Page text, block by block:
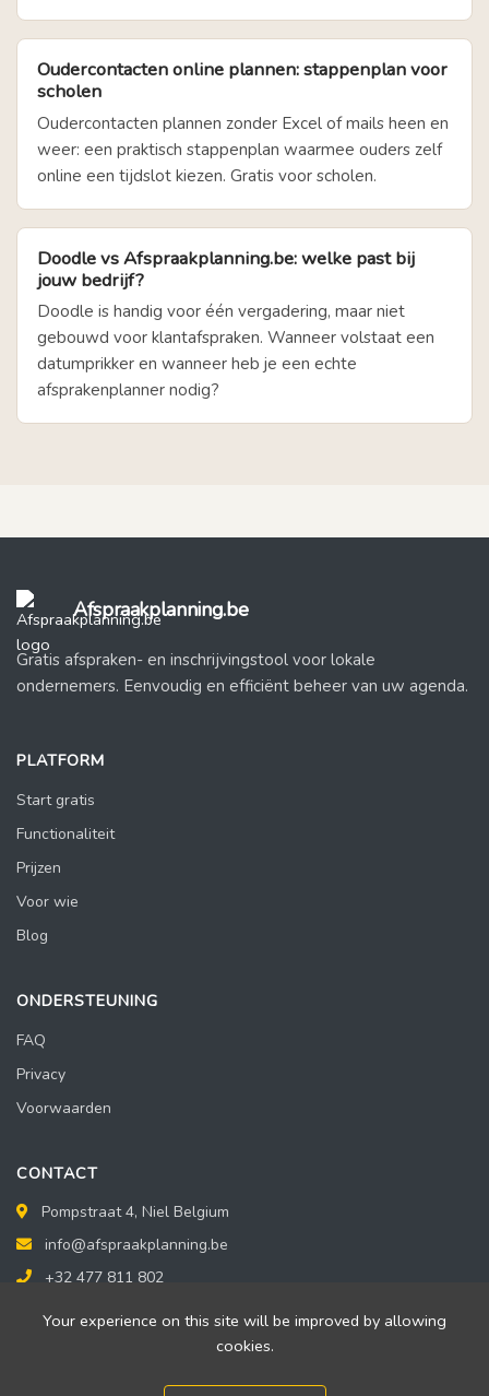
Oudercontacten online plannen: stappenplan voor
scholen
Oudercontacten plannen zonder Excel of mails heen en
weer: een praktisch stappenplan waarmee ouders zelf
online een tijdslot kiezen. Gratis voor scholen.
Doodle vs Afspraakplanning.be: welke past bij
jouw bedrijf?
Doodle is handig voor één vergadering, maar niet
gebouwd voor klantafspraken. Wanneer volstaat een
datumprikker en wanneer heb je een echte
afsprakenplanner nodig?
Afspraakplanning.be
Gratis afspraken- en inschrijvingstool voor lokale
ondernemers. Eenvoudig en efficiënt beheer van uw agenda.
PLATFORM
Start gratis
Functionaliteit
Prijzen
Voor wie
Blog
ONDERSTEUNING
FAQ
Privacy
Voorwaarden
CONTACT
Pompstraat 4, Niel Belgium
info@afspraakplanning.be
+32 477 811 802
Your experience on this site will be improved by allowing
cookies.